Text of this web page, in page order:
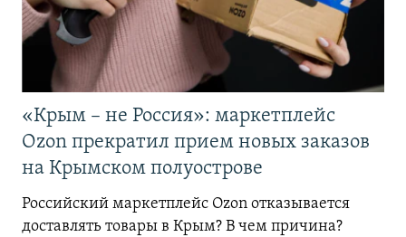
«Крым – не Россия»: маркетплейс
Ozon прекратил прием новых заказов
на Крымском полуострове
Российский маркетплейс Ozon отказывается
доставлять товары в Крым? В чем причина?